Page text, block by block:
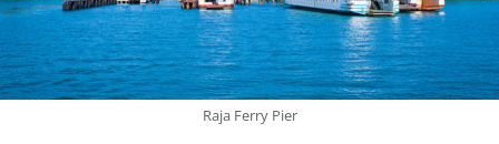
Raja Ferry Pier